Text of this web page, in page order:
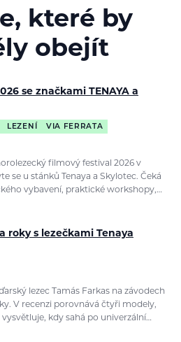
které by
obejít
se značkami TENAYA a
LEZENÍ VIA FERRATA
filmový festival 2026 v
se u stánků Tenaya a Skylotec. Čeká
vybavení, praktické workshopy,…
roky s lezečkami Tenaya
lezec Tamás Farkas na závodech
V recenzi porovnává čtyři modely,
kdy sahá po univerzální…